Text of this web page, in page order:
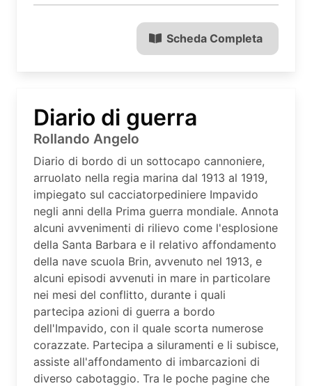
Scheda Completa
Diario di guerra
Rollando Angelo
Diario di bordo di un sottocapo cannoniere,
arruolato nella regia marina dal 1913 al 1919,
impiegato sul cacciatorpediniere Impavido
negli anni della Prima guerra mondiale. Annota
alcuni avvenimenti di rilievo come l'esplosione
della Santa Barbara e il relativo affondamento
della nave scuola Brin, avvenuto nel 1913, e
alcuni episodi avvenuti in mare in particolare
nei mesi del conflitto, durante i quali
partecipa azioni di guerra a bordo
dell'Impavido, con il quale scorta numerose
corazzate. Partecipa a siluramenti e li subisce,
assiste all'affondamento di imbarcazioni di
diverso cabotaggio. Tra le poche pagine che